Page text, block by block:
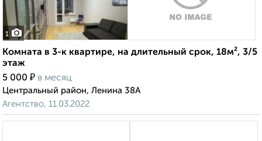
1
Комната в 3-к квартире, на длительный срок, 18м², 3/5
этаж
5 000 ₽ в месяц
Центральный район, Ленина 38А
Агентство, 11.03.2022